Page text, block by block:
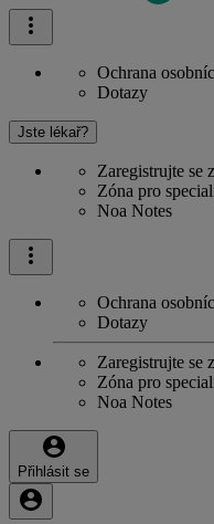
Ochrana
Dotazy
Jste lékař?
Zaregistrujte se
Zóna pro
Noa Notes
Ochrana
Dotazy
Zaregistrujte se
Zóna pro
Noa Notes
Přihlásit se